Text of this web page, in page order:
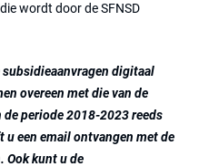
wordt door de SFNSD
digitaal
overeen met die van de
periode 2018-2023 reeds
u een email ontvangen met de
Ook kunt u de